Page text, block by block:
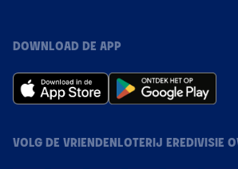
DOWNLOAD DE APP
VOLG DE VRIENDENLOTERIJ EREDIVISIE